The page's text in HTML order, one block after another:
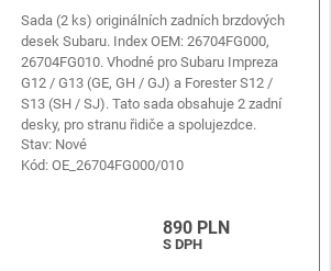
Sada (2 ks) originálních zadních brzdových
desek Subaru. Index OEM: 26704FG000,
26704FG010. Vhodné pro Subaru Impreza
G12 / G13 (GE, GH / GJ) a Forester S12 /
S13 (SH / SJ). Tato sada obsahuje 2 zadní
desky, pro stranu řidiče a spolujezdce.
Stav: Nové
Kód:OE_26704FG000/010
890 PLN
S DPH